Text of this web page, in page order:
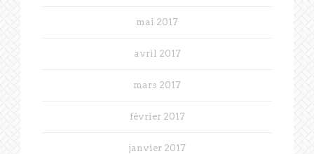
mai 2017
avril 2017
mars 2017
février 2017
janvier 2017